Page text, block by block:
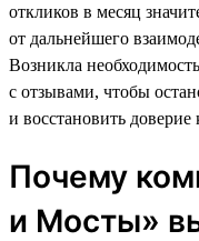
откликов в месяц
от дальнейшего
Возникла
с отзывами, чтобы
и восстановить доверие
Почему
и Мосты»